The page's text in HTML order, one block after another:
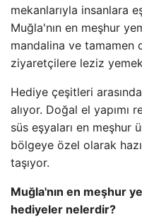
mekanlarıyla insanlara
Muğla'nın en meşhur
mandalina ve tamamen
ziyaretçilere leziz
Hediye çeşitleri
alıyor. Doğal el yapımı
süs eşyaları en meşhur
bölgeye özel olarak
taşıyor.
Muğla'nın en meşhur
hediyeler nelerdir?